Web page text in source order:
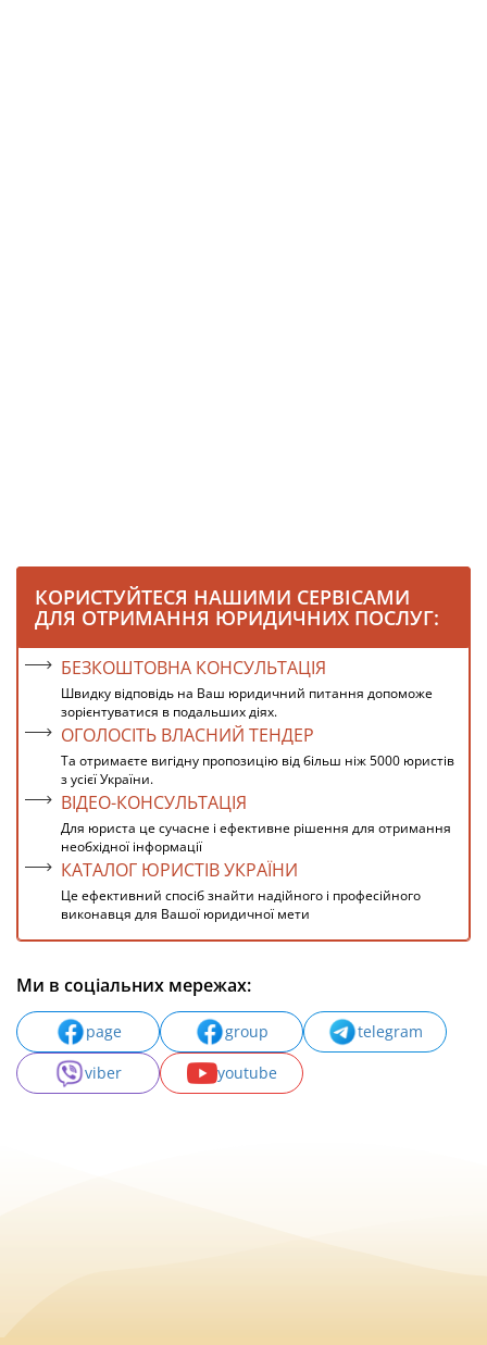
КОРИСТУЙТЕСЯ НАШИМИ СЕРВІСАМИ
ДЛЯ ОТРИМАННЯ ЮРИДИЧНИХ ПОСЛУГ:
БЕЗКОШТОВНА КОНСУЛЬТАЦІЯ
Швидку відповідь на Ваш юридичний питання допоможе
зорієнтуватися в подальших діях.
ОГОЛОСІТЬ ВЛАСНИЙ ТЕНДЕР
Та отримаєте вигідну пропозицію від більш ніж 5000 юристів
з усієї України.
ВІДЕО-КОНСУЛЬТАЦІЯ
Для юриста це сучасне і ефективне рішення для отримання
необхідної інформації
КАТАЛОГ ЮРИСТІВ УКРАЇНИ
Це ефективний спосіб знайти надійного і професійного
виконавця для Вашої юридичної мети
Ми в соціальних мережах:
page group
telegram
viber
youtube